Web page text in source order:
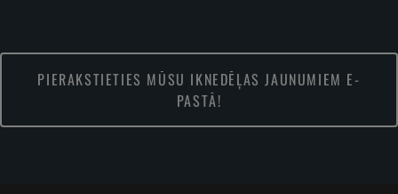
PIERAKSTIETIES MŪSU IKNEDĒĻAS JAUNUMIEM E-
PASTĀ!